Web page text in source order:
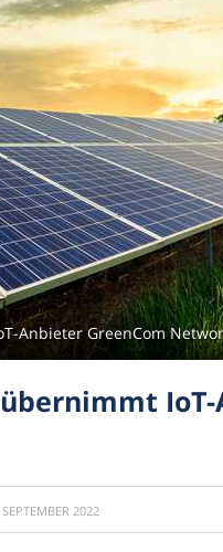
Anbieter GreenCom
2022